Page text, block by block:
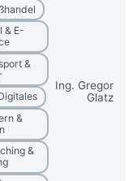
& E-
&
&
&
Ing. Gregor
Glatz